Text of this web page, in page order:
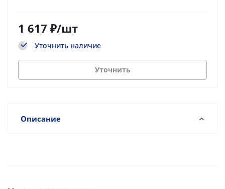
1 617 ₽/шт
Уточнить наличие
Уточнить
Описание